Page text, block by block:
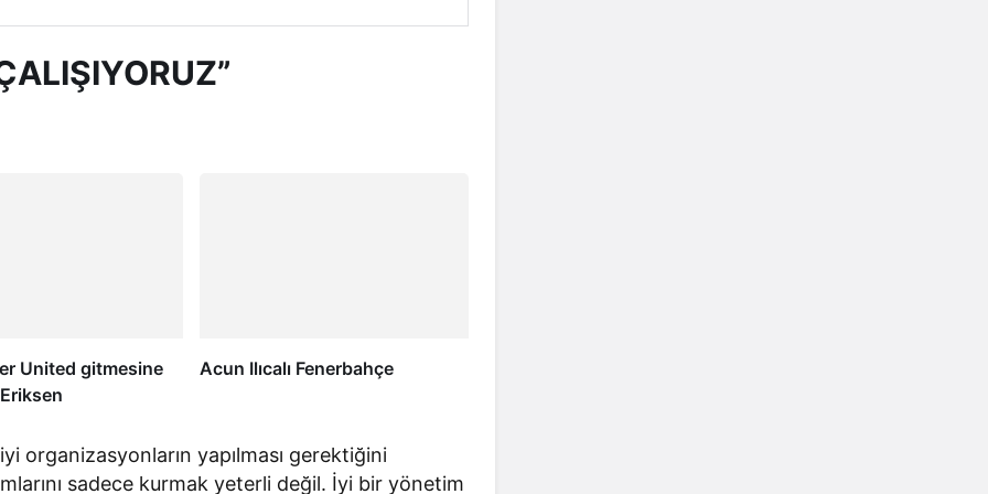
United gitmesine
Acun Ilıcalı Fenerbahçe
organizasyonların yapılması gerektiğini
sadece kurmak yeterli değil. İyi bir yönetim